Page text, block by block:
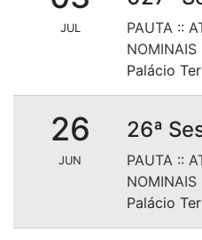
JUL PAUTA ::
NOMINAIS
Palácio
26
JUN
26ª
PAUTA ::
NOMINAIS
Palácio